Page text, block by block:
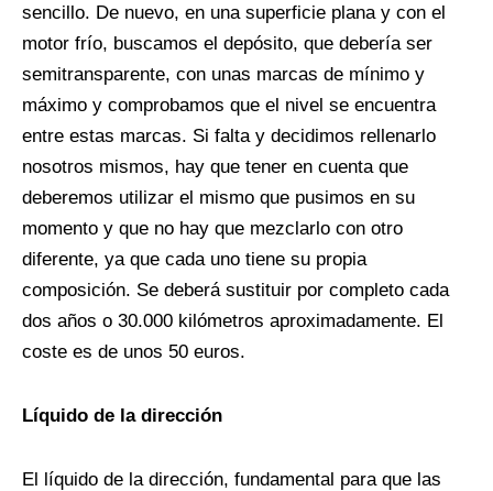
sencillo. De nuevo, en una superficie plana y con el
motor frío, buscamos el depósito, que debería ser
semitransparente, con unas marcas de mínimo y
máximo y comprobamos que el nivel se encuentra
entre estas marcas. Si falta y decidimos rellenarlo
nosotros mismos, hay que tener en cuenta que
deberemos utilizar el mismo que pusimos en su
momento y que no hay que mezclarlo con otro
diferente, ya que cada uno tiene su propia
composición. Se deberá sustituir por completo cada
dos años o 30.000 kilómetros aproximadamente. El
coste es de unos 50 euros.
Líquido de la dirección
El líquido de la dirección, fundamental para que las